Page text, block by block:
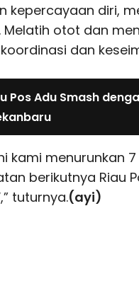
kepercayaan diri,
otot dan
dan
Pos Adu Smash
kami menurunkan
berikutnya Riau
tuturnya.(ayi)